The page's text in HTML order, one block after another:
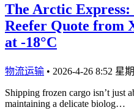
The Arctic Express:
Reefer Quote from
at -18°C
物流运输 • 2026-4-26 8:52 星
Shipping frozen cargo isn’t just
maintaining a delicate biolog…